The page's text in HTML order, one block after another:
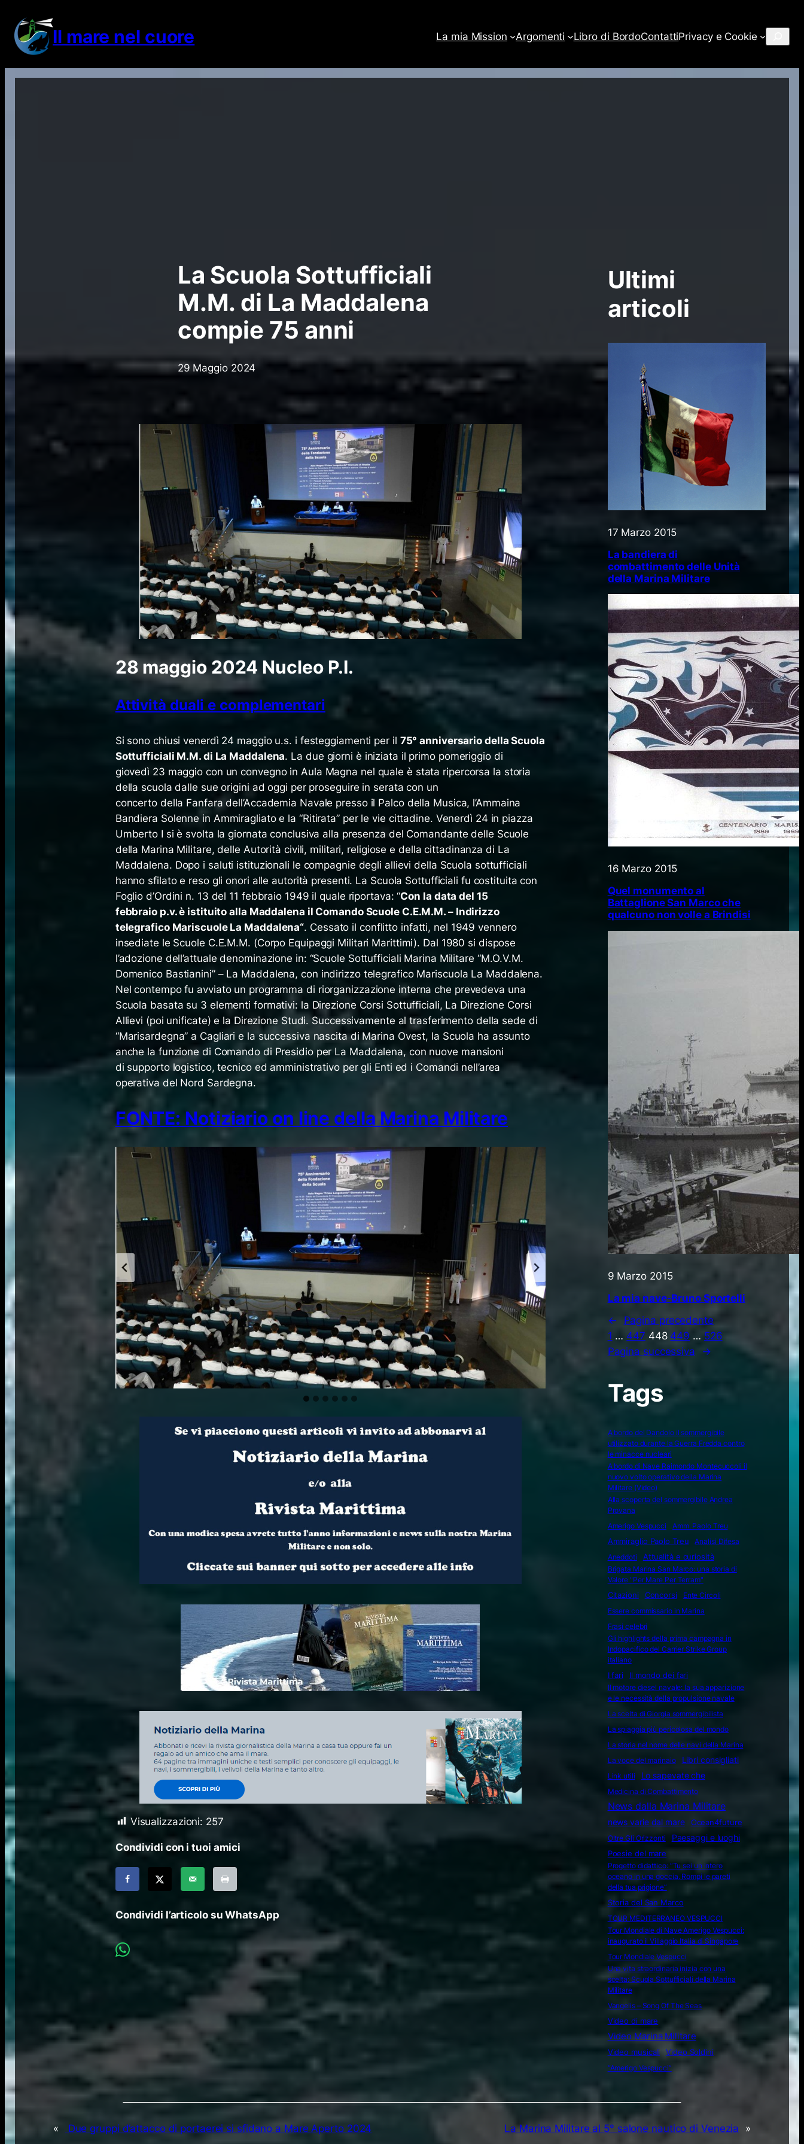
contenuto Il mare nel cuore La mia Mission Argomenti Libro di BordoContattiPrivacy e Cookie
La Scuola Sottufficiali
M.M. di La Maddalena
compie 75 anni
29 Maggio 2024
28 maggio 2024 Nucleo P.I.
Attività duali e complementari
​Si sono chiusi venerdì 24 maggio u.s. i festeggiamenti per il 75° anniversario della Scuola
Sottufficiali M.M. di La Maddalena. La due giorni è iniziata il primo pomeriggio di
giovedì 23 maggio con un convegno in Aula Magna nel quale è stata ripercorsa la storia
della scuola dalle sue origini ad oggi per proseguire in serata con un
concerto della Fanfara dell’Accademia Navale presso il Palco della Musica, l’Ammaina
Bandiera Solenne in Ammiragliato e la “Ritirata” per le vie cittadine. Venerdì 24 in piazza
Umberto I si è svolta la giornata conclusiva alla presenza del Comandante delle Scuole
della Marina Militare, delle Autorità civili, militari, religiose e della cittadinanza di La
Maddalena. Dopo i saluti istituzionali le compagnie degli allievi della Scuola sottufficiali
hanno sfilato e reso gli onori alle autorità presenti. La Scuola Sottufficiali fu costituita con
Foglio d’Ordini n. 13 del 11 febbraio 1949 il quale riportava: “Con la data del 15
febbraio p.v. è istituito alla Maddalena il Comando Scuole C.E.M.M. – Indirizzo
telegrafico Mariscuole La Maddalena“. Cessato il conflitto infatti, nel 1949 vennero
insediate le Scuole C.E.M.M. (Corpo Equipaggi Militari Marittimi). Dal 1980 si dispose
l’adozione dell’attuale denominazione in: “Scuole Sottufficiali Marina Militare “M.O.V.M.
Domenico Bastianini” – La Maddalena, con indirizzo telegrafico Mariscuola La Maddalena.
Nel contempo fu avviato un programma di riorganizzazione interna che prevedeva una
Scuola basata su 3 elementi formativi: la Direzione Corsi Sottufficiali, La Direzione Corsi
Allievi (poi unificate) e la Direzione Studi. Successivamente al trasferimento della sede di
“Marisardegna” a Cagliari e la successiva nascita di Marina Ovest, la Scuola ha assunto
anche la funzione di Comando di Presidio per La Maddalena, con nuove mansioni
di supporto logistico, tecnico ed amministrativo per gli Enti ed i Comandi nell’area
operativa del Nord Sardegna.
FONTE: Notiziario on line della Marina Militare
Visualizzazioni: 257
Condividi con i tuoi amici
Condividi l’articolo su WhatsApp
Ultimi
articoli
17 Marzo 2015
La bandiera di
combattimento delle Unità
della Marina Militare
16 Marzo 2015
Quel monumento al
Battaglione San Marco che
qualcuno non volle a Brindisi
9 Marzo 2015
La mia nave-Bruno Sportelli
←
Pagina precedente
1 … 447 448 449 … 526
Pagina successiva
→
Tags
A bordo del Dandolo il sommergibile
utilizzato durante la Guerra Fredda contro
le minacce nucleari
A bordo di Nave Raimondo Montecuccoli il
nuovo volto operativo della Marina
Militare (Video)
Alla scoperta del sommergibile Andrea
Provana
Amerigo Vespucci
Amm. Paolo Treu
Ammiraglio Paolo Treu
Analisi Difesa
Aneddoti
Attualità e curiosità
Brigata Marina San Marco: una storia di
Valore "Per Mare Per Terram"
Citazioni
Concorsi
Ente Circoli
Essere commissario in Marina
Frasi celebri
Gli highlights della prima campagna in
Indopacifico del Carrier Strike Group
italiano
I fari
Il mondo dei fari
Il motore diesel navale: la sua apparizione
e le necessità della propulsione navale
La scelta di Giorgia sommergibilista
La spiaggia più pericolosa del mondo
La storia nel nome delle navi della Marina
La voce del marinaio
Libri consigliati
Link utili Lo sapevate che
Medicina di Combattimento
News dalla Marina Militare
news varie dal mare Ocean4future
Oltre Gli Orizzonti
Paesaggi e luoghi
Poesie del mare
Progetto didattico: “Tu sei un intero
oceano in una goccia. Rompi le pareti
della tua prigione”
Storia del San Marco
TOUR MEDITERRANEO VESPUCCI
Tour Mondiale di Nave Amerigo Vespucci:
inaugurato il Villaggio Italia di Singapore
Tour Mondiale Vespucci
Una vita straordinaria inizia con una
scelta: Scuola Sottufficiali della Marina
Militare
Vangelis – Song Of The Seas
Video di mare
Video Marina Militare
Video musicali
Video Soldini
“Amerigo Vespucci”
« Due gruppi d’attacco di portaerei si sfidano a Mare Aperto 2024 La Marina Militare al 5° salone nautico di Venezia »